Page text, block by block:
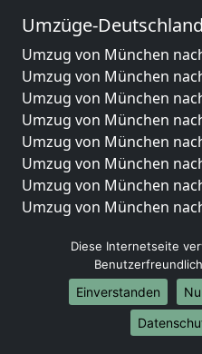
Umzüge-
Umzug von München
Umzug von München
Umzug von München
Umzug von München
Umzug von München
Umzug von München
Umzug von München
Umzug von München
Umzug von München
Umzug von München
Umzug von München
Umzug von München
Umzug von München
Diese Internetseite
Einverstanden